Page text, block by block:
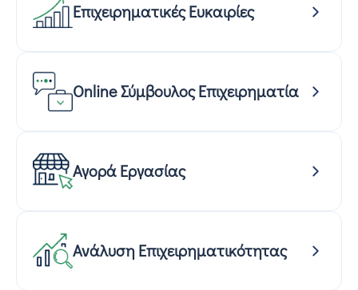
Επιχειρηματικές Ευκαιρίες
Online Σύμβουλος Επιχειρηματία
Αγορά Εργασίας
Ανάλυση Επιχειρηματικότητας